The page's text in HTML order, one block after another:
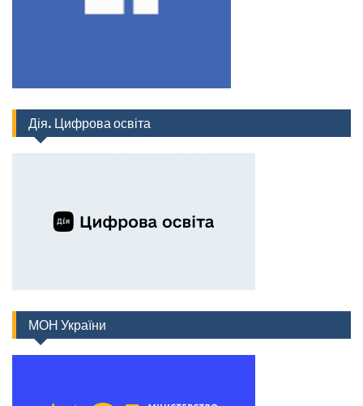
Дія. Цифрова освіта
МОН України